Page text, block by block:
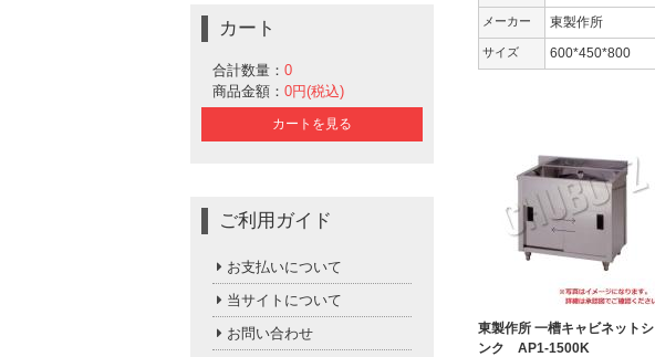
カート
合計数量： 0
商品金額： 0円(税込)
カートを見る
ご利用ガイド
お支払いについて
当サイトについて
お問い合わせ
メーカー 東製作所
サイズ 600*450*800
東製作所 一槽キャビネットシ
ンク AP1-1500K